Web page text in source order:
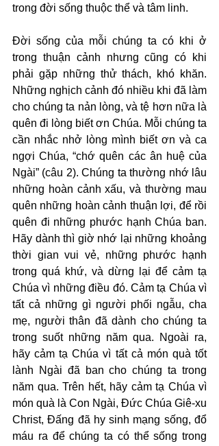
trong đời sống thuộc thể và tâm linh.
Đời sống của mỗi chúng ta có khi ở
trong thuận cảnh nhưng cũng có khi
phải gặp những thử thách, khó khăn.
Những nghịch cảnh đó nhiều khi đã làm
cho chúng ta nản lòng, và tệ hơn nữa là
quên đi lòng biết ơn Chúa. Mỗi chúng ta
cần nhắc nhở lòng mình biết ơn và ca
ngợi Chúa, “chớ quên các ân huệ của
Ngài” (câu 2). Chúng ta thường nhớ lâu
những hoàn cảnh xấu, và thường mau
quên những hoàn cảnh thuận lợi, để rồi
quên đi những phước hạnh Chúa ban.
Hãy dành thì giờ nhớ lại những khoảng
thời gian vui vẻ, những phước hạnh
trong quá khứ, và dừng lại để cảm tạ
Chúa vì những điều đó. Cảm tạ Chúa vì
tất cả những gì người phối ngẫu, cha
mẹ, người thân đã dành cho chúng ta
trong suốt những năm qua. Ngoài ra,
hãy cảm tạ Chúa vì tất cả món quà tốt
lành Ngài đã ban cho chúng ta trong
năm qua. Trên hết, hãy cảm tạ Chúa vì
món quà là Con Ngài, Đức Chúa Giê-xu
Christ, Đấng đã hy sinh mạng sống, đổ
máu ra để chúng ta có thể sống trong